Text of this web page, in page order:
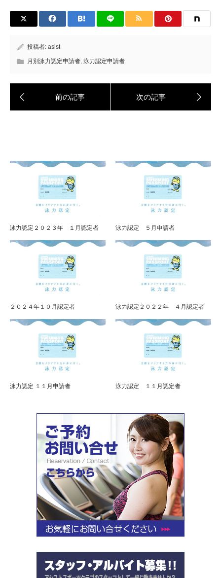
投稿者: asist
月別泳力認定申請者, 泳力認定申請者
泳力認定２０２３年 １月認定者 泳力認定 ５月申請者
２０２４年１０月認定者 泳力認定２０２２年 ４月認定者
泳力認定 １１月申請者 泳力認定 １１月認定者